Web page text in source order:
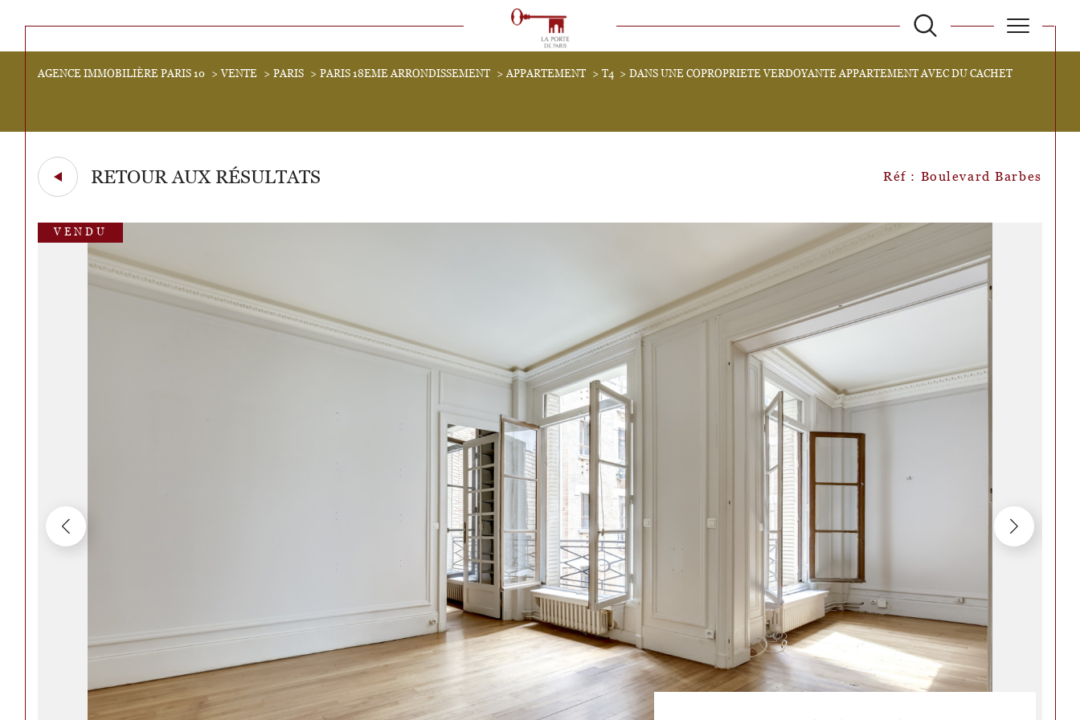
Acheter
TYPE DE BIEN 1 1
LOCALISATION BUDGET filtrer
VOIR LES0ANNONCES
Appartement 75001 - Paris Réinitialiser les filtres
AGENCE IMMOBILIÈRE PARIS 10 VENTE PARIS PARIS 18EME ARRONDISSEMENT APPARTEMENT T4 DANS UNE COPROPRIETE VERDOYANTE APPARTEMENT AVEC DU CACHET
RETOUR AUX RÉSULTATS Réf : Boulevard Barbes
VENDU